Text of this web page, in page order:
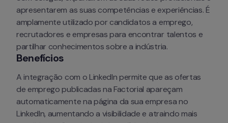
apresentarem as suas competências e experiências. É
amplamente utilizado por candidatos a emprego,
recrutadores e empresas para encontrar talentos e
partilhar conhecimentos sobre a indústria.
Benefícios
A integração com o LinkedIn permite que as ofertas
de emprego publicadas na Factorial apareçam
automaticamente na página da sua empresa no
LinkedIn, aumentando a visibilidade e atraindo mais